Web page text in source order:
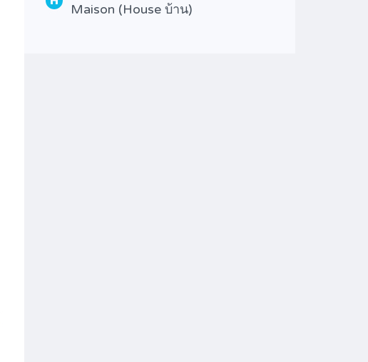
Maison (House บ้าน)